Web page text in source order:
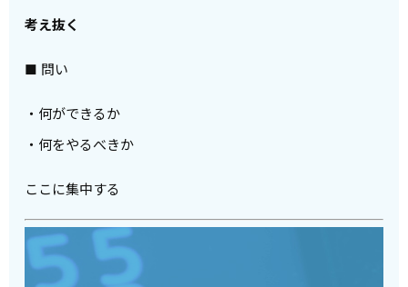
考え抜く
■ 問い
・何ができるか
・何をやるべきか
ここに集中する